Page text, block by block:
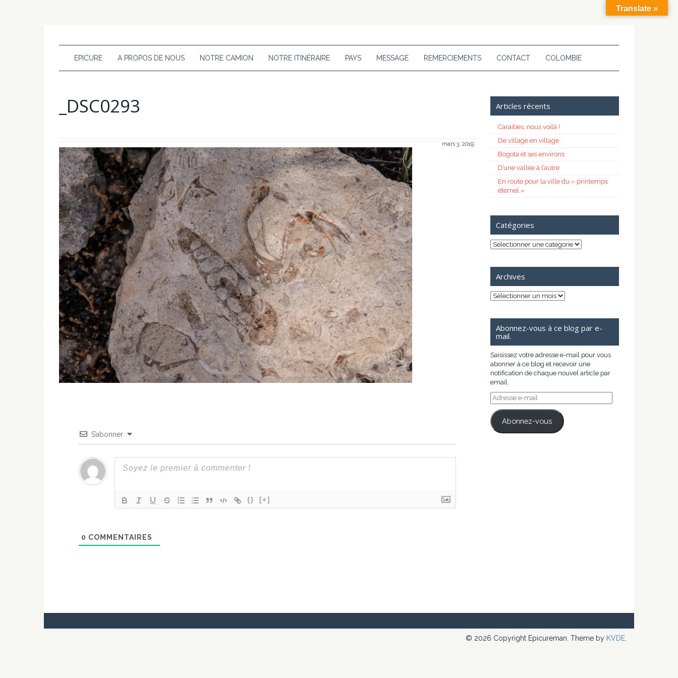
EPICURE A PROPOS DE NOUS NOTRE CAMION NOTRE ITINÉRAIRE PAYS MESSAGE REMERCIEMENTS CONTACT COLOMBIE
_DSC0293
mars 3, 2019
S’abonner
{} [+]
0 COMMENTAIRES
Articles récents
Caraïbes, nous voilà !
De village en village
Bogota et ses environs
D’une vallée à l’autre
En route pour la ville du « printemps
éternel »
Catégories
Catégories
Archives
Archives
Abonnez-vous à ce blog par e-
mail.
Saisissez votre adresse e-mail pour vous
abonner à ce blog et recevoir une
notification de chaque nouvel article par
email.
Adresse
e-
mail
Abonnez-vous
© 2026 Copyright Epicureman. Theme by KVDE
Translate »